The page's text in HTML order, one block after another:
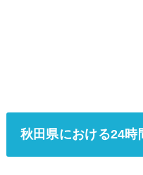
秋田県における24時